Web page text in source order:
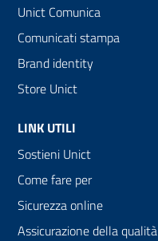
Unict Comunica
Comunicati stampa
Brand identity
Store Unict
LINK UTILI
Sostieni Unict
Come fare per
Sicurezza online
Assicurazione della qualità